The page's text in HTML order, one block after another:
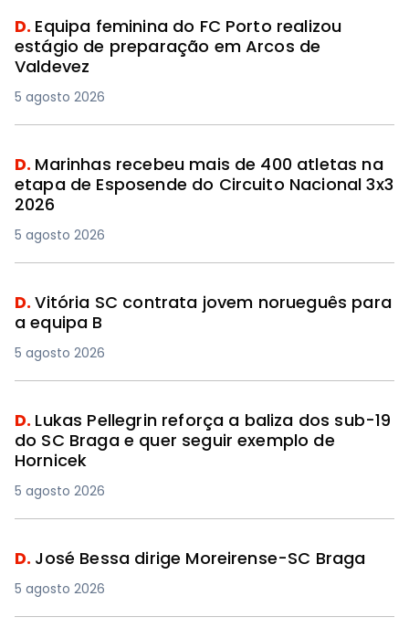
D. Equipa feminina do FC Porto realizou
estágio de preparação em Arcos de
Valdevez
5 agosto 2026
D. Marinhas recebeu mais de 400 atletas na
etapa de Esposende do Circuito Nacional 3x3
2026
5 agosto 2026
D.Vitória SC contrata jovem norueguês para
a equipa B
5 agosto 2026
D. Lukas Pellegrin reforça a baliza dos sub-19
do SC Braga e quer seguir exemplo de
Hornicek
5 agosto 2026
D. José Bessa dirige Moreirense-SC Braga
5 agosto 2026